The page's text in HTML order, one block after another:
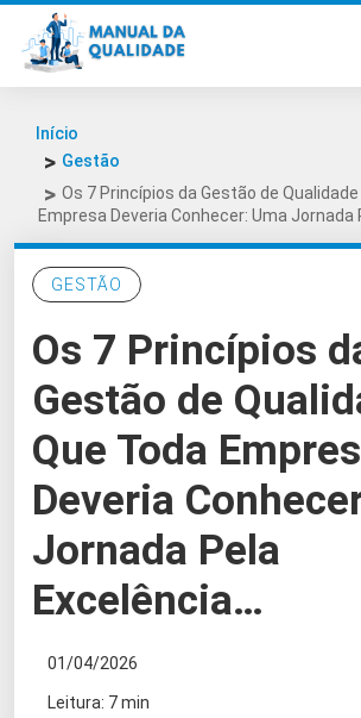
Início
Gestão
Os 7 Princípios da Gestão de
Empresa Deveria Conhecer: Uma Jornada
GESTÃO
Os 7 Princípios
Gestão de
Que Toda
Deveria
Jornada Pela
Excelência…
01/04/2026
Leitura: 7 min